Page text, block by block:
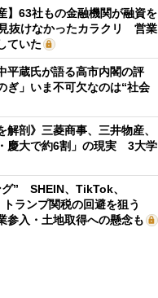
】63社もの金融機関が融資を
抜けなかったカラクリ 営業
ていた
平蔵氏が語る高市内閣の評
」いま不可欠なのは“社会
解剖》三菱商事、三井物産、
慶大で約6割」の現実 3大学
” SHEIN、TikTok、
ランプ関税の回避を狙う
参入・土地取得への懸念も